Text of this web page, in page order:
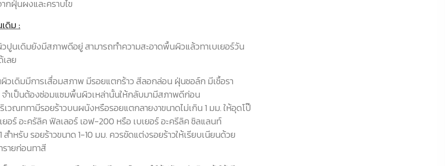
กฝุ่นผงและคราบไข
ดิม :
ปูนเดิมยังมีสภาพดีอยู่ สามารถทำความสะอาดพื้นผิวแล้วทาเบเยอร์วัน
ลย
วเดิมมีการเสื่อมสภาพ มีรอยแตกร้าว สีลอกล่อน ฝุ่นชอล์ก มีเชื้อรา
จำเป็นต้องซ่อมแซมพื้นผิวเหล่านั้นให้กลับมามีสภาพดีก่อน
วณททามีรอยร้าวบนผนังหรือรอยแตกลายงาขนาดไม่เกิน 1 มม. ให้อุดโป๊
ยอร์ อะครัลิค ฟิลเลอร์ เอฟ-200 หรือ เบเยอร์ อะครีลิค ซิลแลนท์
ำหรับ รอยร้าวขนาด 1-10 มม. ควรขัดแต่งรอยร้าวให้เรียบเนียนด้วย
ายก่อนทาสี